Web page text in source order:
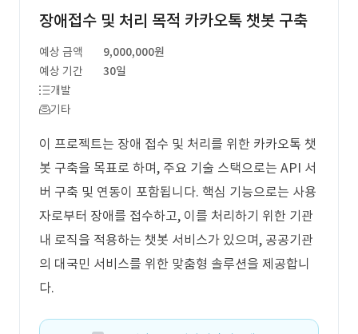
장애접수 및 처리 목적 카카오톡 챗봇 구축
예상 금액
9,000,000원
예상 기간
30일
개발
기타
이 프로젝트는 장애 접수 및 처리를 위한 카카오톡 챗
봇 구축을 목표로 하며, 주요 기술 스택으로는 API 서
버 구축 및 연동이 포함됩니다. 핵심 기능으로는 사용
자로부터 장애를 접수하고, 이를 처리하기 위한 기관
내 로직을 적용하는 챗봇 서비스가 있으며, 공공기관
의 대국민 서비스를 위한 맞춤형 솔루션을 제공합니
다.